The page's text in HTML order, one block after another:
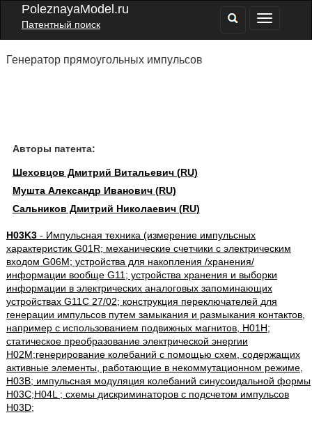
PoleznayaModel.ru
Патентный поиск
Генератор прямоугольных импульсов
Авторы патента:
Шеховцов Дмитрий Витальевич (RU)
Мушта Александр Иванович (RU)
Сальников Дмитрий Николаевич (RU)
H03K3- Импульсная техника (измерение импульсных
характеристик G01R; механические счетчики с электрическим
входом G06M; устройства для накопления /хранения/
информации вообще G11; устройства хранения и выборки
информации в электрических аналоговых запоминающих
устройствах G11C 27/02; конструкция переключателей для
генерации импульсов путем замыкания и размыкания контактов,
например с использованием подвижных магнитов, H01H;
статическое преобразование электрической энергии
H02M;генерирование колебаний с помощью схем, содержащих
активные элементы, работающие в некоммутационном режиме,
H03B; импульсная модуляция колебаний синусоидальной формы
H03C;H04L ; схемы дискриминаторов с подсчетом импульсов
H03D;